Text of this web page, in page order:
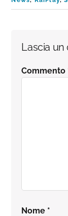
del
Lascia
Commento
Nome *